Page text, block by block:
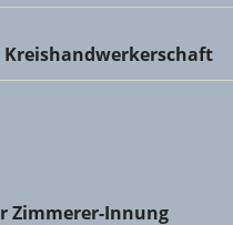
Innung
Zimmerer-Innung